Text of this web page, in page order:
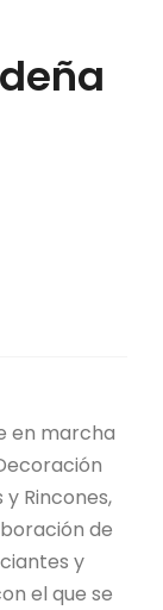
en marcha
Rincones,
de
y
el que se